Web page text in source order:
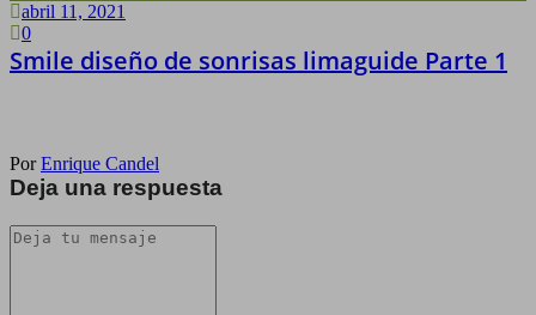
abril 11, 2021
0
Smile diseño de sonrisas limaguide Parte 1
PorEnrique Candel
Deja una respuesta